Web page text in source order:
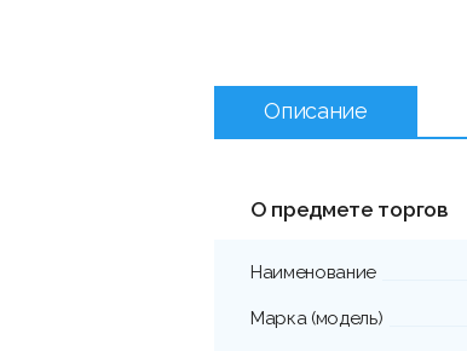
Описание
О предмете торгов
Наименование
Марка (модель)